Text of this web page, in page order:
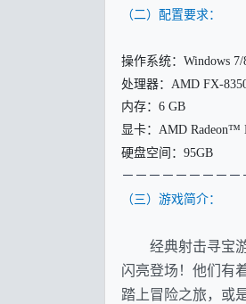
（二）配置要求：
操作系统：Windows 7/
处理器：AMD FX-
内存：6 GB
显卡：AMD Radeon™
硬盘空间：95GB
－ －－－－－－－
（三）游戏简介：
经典射击寻宝
闪亮登场！他们有
踏上冒险之旅，或